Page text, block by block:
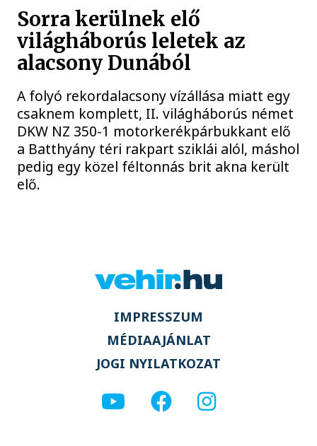
Sorra kerülnek elő
világháborús leletek az
alacsony Dunából
A folyó rekordalacsony vízállása miatt egy
csaknem komplett, II. világháborús német
DKW NZ 350-1 motorkerékpárbukkant elő
a Batthyány téri rakpart sziklái alól, máshol
pedig egy közel féltonnás brit akna került
elő.
IMPRESSZUM
MÉDIAAJÁNLAT
JOGI NYILATKOZAT